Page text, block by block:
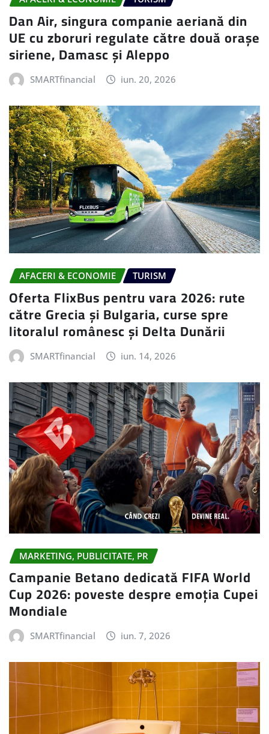
Dan Air, singura companie aeriană din
UE cu zboruri regulate către două orașe
siriene, Damasc și Aleppo
SMARTfinancial iun. 20, 2026
AFACERI & ECONOMIE TURISM
Oferta FlixBus pentru vara 2026: rute
către Grecia și Bulgaria, curse spre
litoralul românesc și Delta Dunării
SMARTfinancial iun. 14, 2026
MARKETING, PUBLICITATE, PR
Campanie Betano dedicată FIFA World
Cup 2026: poveste despre emoția Cupei
Mondiale
SMARTfinancial iun. 7, 2026